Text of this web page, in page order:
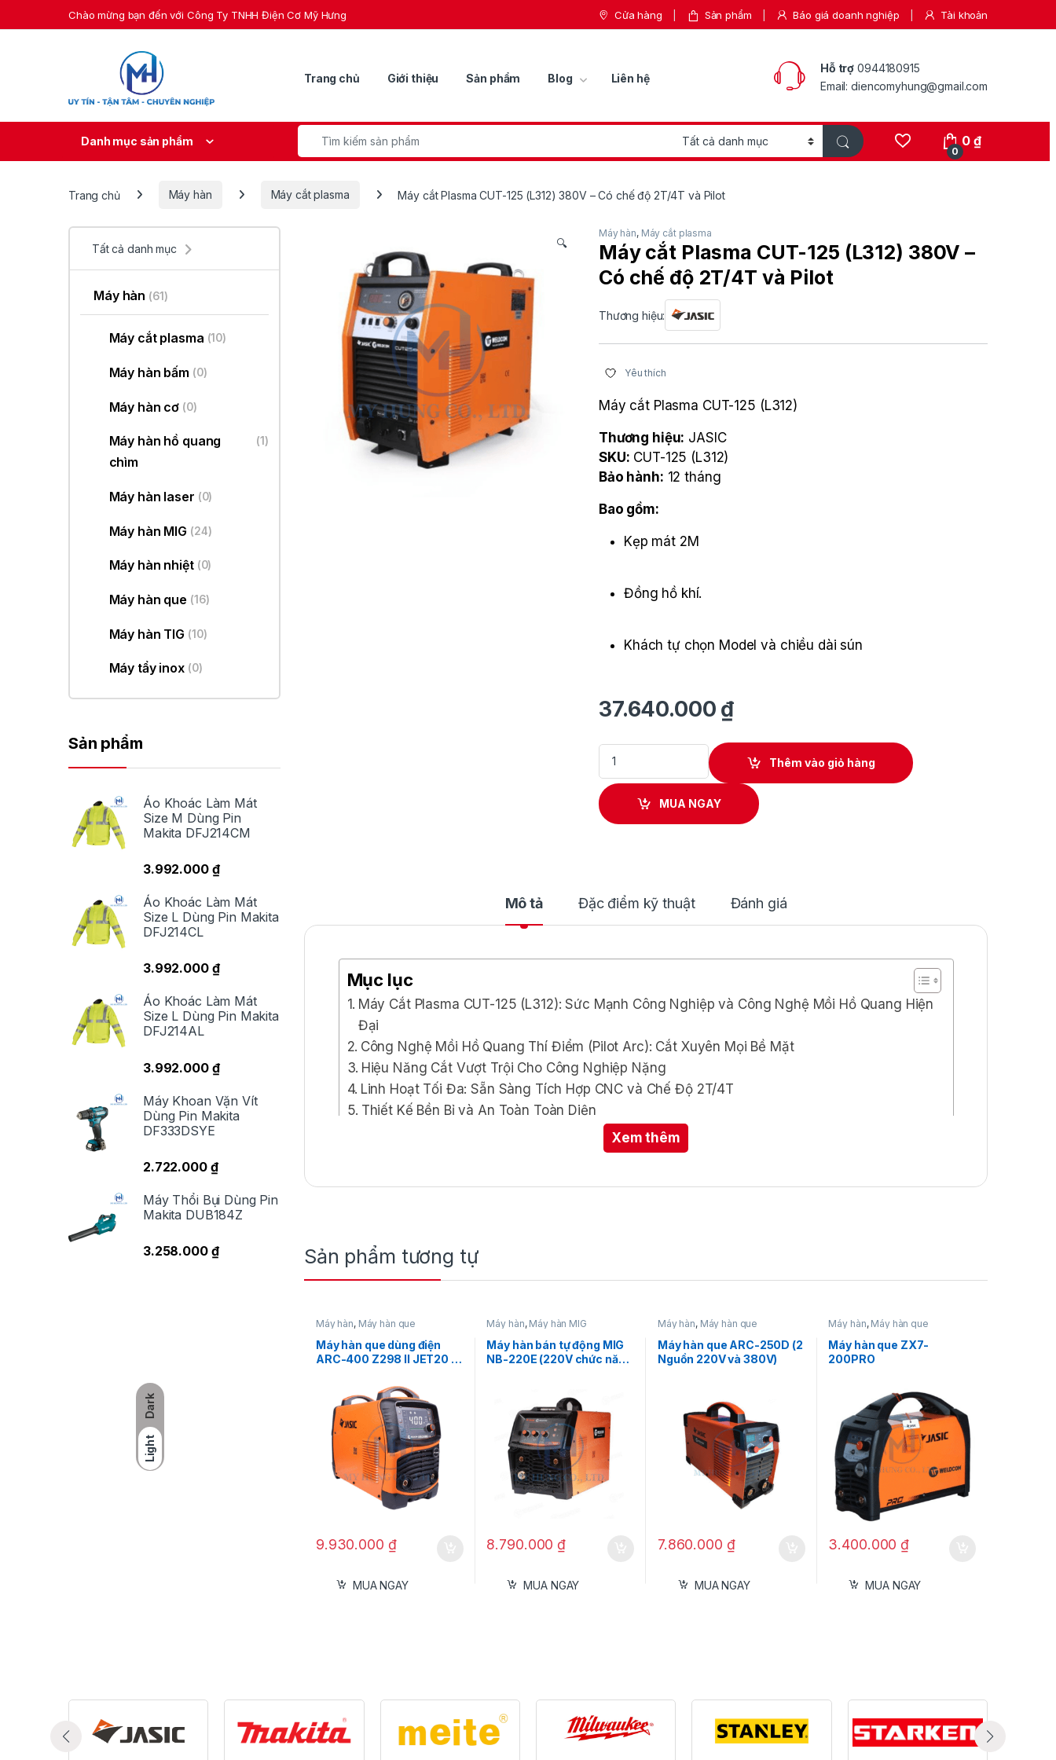
Dark
Light
Skip to navigationChào mừng bạn đến với Công Ty TNHH Điện Cơ Mỹ Hưng Cửa hàng Sản phẩm Báo giá doanh nghiệp Tài khoản
Trang chủ Giới thiệu Sản phẩm Blog Liên hệ
Hỗ trợ 0944180915
Email: diencomyhung@gmail.com
Danh mục sản phẩm
Search for:
0
0₫
Trang chủ Máy hàn Máy cắt plasma Máy cắt Plasma CUT-125 (L312) 380V – Có chế độ 2T/4T và Pilot
🔍
Máy hàn, Máy cắt plasma
Máy cắt Plasma CUT-125 (L312) 380V –
Có chế độ 2T/4T và Pilot
Thương hiệu:
Yêu thích
Máy cắt Plasma CUT-125 (L312)
Thương hiệu: JASIC
SKU: CUT-125 (L312)
Bảo hành: 12 tháng
Bao gồm:
Kẹp mát 2M
Đồng hồ khí.
Khách tự chọn Model và chiều dài sún
37.640.000 ₫
Máy cắt Plasma CUT-125 (L312) 380V - Có chế độ 2T/4T và Pilot quantity
Thêm vào giỏ hàng
MUA NGAY
Mô tả Đặc điểm kỹ thuật Đánh giá
Mục lục
Máy Cắt Plasma CUT-125 (L312): Sức Mạnh Công Nghiệp và Công Nghệ Mồi Hồ Quang Hiện
Đại
Công Nghệ Mồi Hồ Quang Thí Điểm (Pilot Arc): Cắt Xuyên Mọi Bề Mặt
Hiệu Năng Cắt Vượt Trội Cho Công Nghiệp Nặng
Linh Hoạt Tối Đa: Sẵn Sàng Tích Hợp CNC và Chế Độ 2T/4T
Thiết Kế Bền Bỉ và An Toàn Toàn Diện
Ứng Dụng Chuyên Dụng Trong Công Nghiệp
Khi các công việc cắt kim loại trong môi trường công nghiệp đòi hỏi sự kết hợp giữa sức mạnh, độ
chính xác và công nghệ tiên tiến,Máy cắt Plasma Jasic CUT-125 (L312)chính là giải pháp hàng
khả năng cắt vượt trội mà còn được trang bị những tính năng thông minh giúp tối ưu hóa hiệu suất
và nâng cao chất lượng sản phẩm.
quang không cần chạm (Pilot Arc) mang lại những lợi ích vượt trội:
Cắt trên bề mặt khó:Dễ dàng bắt đầu đường cắt trên các vật liệu bị rỉ sét, có lớp sơn phủ,
hoặc các bề mặt không bằng phẳng mà không cần phải tiếp xúc trực tiếp.
Xem thêm
Sản phẩm tương tự
Máy hàn, Máy hàn que
Máy hàn que dùng điện
ARC-400 Z298 II JET20 –
9.930.000 ₫
MUA NGAY
Máy hàn, Máy hàn MIG
Máy hàn bán tự động MIG
NB-220E (220V chức năng
8.790.000 ₫
MUA NGAY
Máy hàn, Máy hàn que
Máy hàn que ARC-250D (2
Nguồn 220V và 380V)
7.860.000 ₫
MUA NGAY
Máy hàn, Máy hàn que
Máy hàn que ZX7-
200PRO
3.400.000 ₫
MUA NGAY
Tất cả danh mục
Máy hàn (61)
Máy cắt plasma (10)
Máy hàn bấm (0)
Máy hàn cơ (0)
Máy hàn hồ quang
chìm
(1)
Máy hàn laser (0)
Máy hàn MIG (24)
Máy hàn nhiệt (0)
Máy hàn que (16)
Máy hàn TIG (10)
Máy tẩy inox (0)
Sản phẩm
Áo Khoác Làm Mát
Size M Dùng Pin
Makita DFJ214CM
3.992.000 ₫
Áo Khoác Làm Mát
Size L Dùng Pin Makita
DFJ214CL
3.992.000 ₫
Áo Khoác Làm Mát
Size L Dùng Pin Makita
DFJ214AL
3.992.000 ₫
Máy Khoan Vặn Vít
Dùng Pin Makita
DF333DSYE
2.722.000 ₫
Máy Thổi Bụi Dùng Pin
Makita DUB184Z
3.258.000 ₫